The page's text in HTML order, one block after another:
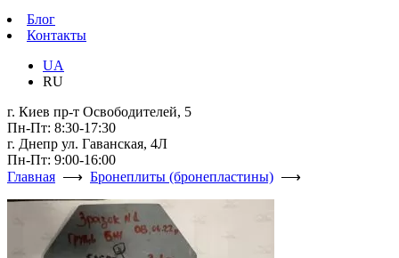
Блог
Контакты
UA
RU
г. Киев пр-т Освободителей, 5
Пн-Пт: 8:30-17:30
г. Днепр ул. Гаванская, 4Л
Пн-Пт: 9:00-16:00
Главная ⟶ Бронеплиты (бронепластины) ⟶